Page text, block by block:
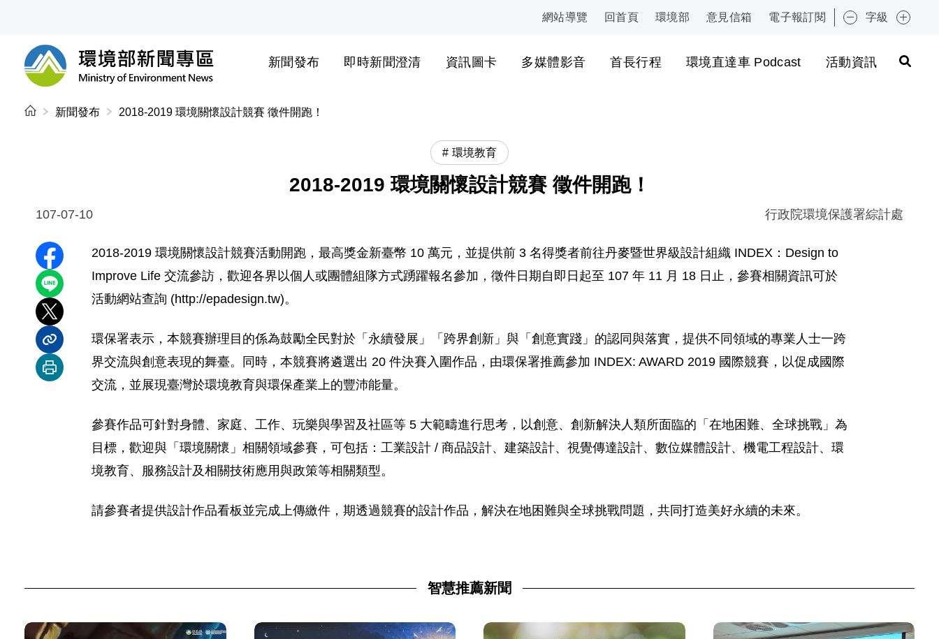
:::
網站導覽 回首頁 環境部 意見信箱 電子報訂閱 字級
環境部新聞專區
新聞發布 即時新聞澄清 資訊圖卡 多媒體影音 首長行程 環境直達車 Podcast 活動資訊
:::
新聞發布 2018-2019 環境關懷設計競賽 徵件開跑！
環境教育
2018-2019 環境關懷設計競賽 徵件開跑！
107-07-10 行政院環境保護署綜計處
分享至 Facebook
分享到 LINE
分享到 X
分享內容連結
列印本頁
2018-2019 環境關懷設計競賽活動開跑，最高獎金新臺幣 10 萬元，並提供前 3 名得獎者前往丹麥暨世界級設計組織 INDEX：Design to
Improve Life 交流參訪，歡迎各界以個人或團體組隊方式踴躍報名參加，徵件日期自即日起至 107 年 11 月 18 日止，參賽相關資訊可於
活動網站查詢 (http://epadesign.tw)。
環保署表示，本競賽辦理目的係為鼓勵全民對於「永續發展」「跨界創新」與「創意實踐」的認同與落實，提供不同領域的專業人士一跨
界交流與創意表現的舞臺。同時，本競賽將遴選出 20 件決賽入圍作品，由環保署推薦參加 INDEX: AWARD 2019 國際競賽，以促成國際
交流，並展現臺灣於環境教育與環保產業上的豐沛能量。
參賽作品可針對身體、家庭、工作、玩樂與學習及社區等 5 大範疇進行思考，以創意、創新解決人類所面臨的「在地困難、全球挑戰」為
目標，歡迎與「環境關懷」相關領域參賽，可包括：工業設計 / 商品設計、建築設計、視覺傳達設計、數位媒體設計、機電工程設計、環
境教育、服務設計及相關技術應用與政策等相關類型。
請參賽者提供設計作品看板並完成上傳繳件，期透過競賽的設計作品，解決在地困難與全球挑戰問題，共同打造美好永續的未來。
智慧推薦新聞